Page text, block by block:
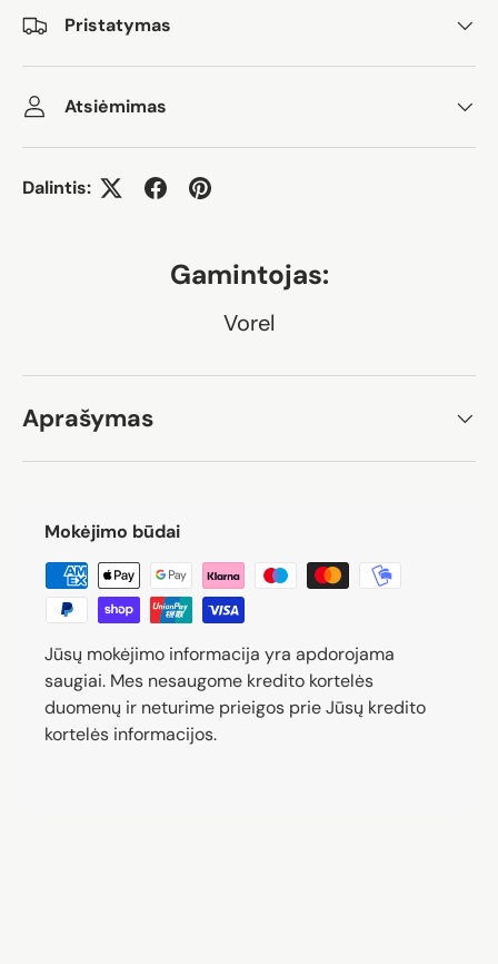
Pristatymas
Atsiėmimas
Dalintis:
Gamintojas:
Vorel
Aprašymas
Mokėjimo būdai
Jūsų mokėjimo informacija yra apdorojama
saugiai. Mes nesaugome kredito kortelės
duomenų ir neturime prieigos prie Jūsų kredito
kortelės informacijos.